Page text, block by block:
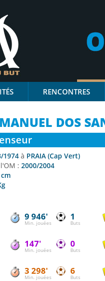
RENCONTRES
MANUEL DOS
1974 à PRAIA (Cap Vert)
: 2000/2004
9 946'
Min. jouées
1
Buts
147'
Min. jouées
0
Buts
3 298'
Min. jouées
6
Buts